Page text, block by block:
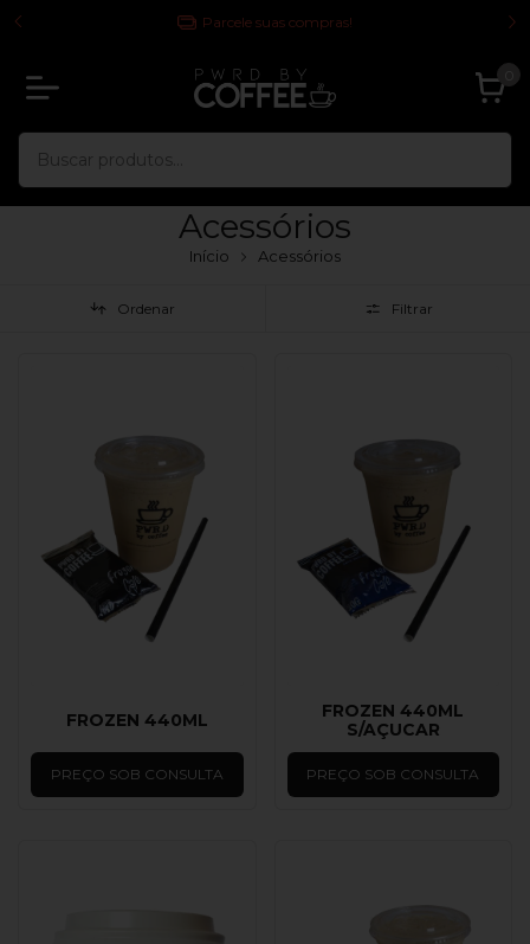
Parcele suas compras!
Acessórios
Início Acessórios
Ordenar Filtrar
FROZEN 440ML
PREÇO SOB CONSULTA
FROZEN 440ML
S/AÇUCAR
PREÇO SOB CONSULTA